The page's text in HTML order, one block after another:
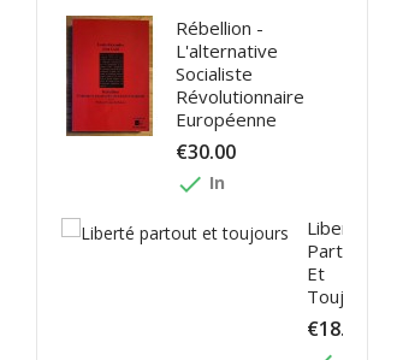
Rébellion -
L'alternative
Socialiste
Révolutionnaire
Européenne
€30.00
done In
Liberté
Partout
Et
Toujours
€18.00